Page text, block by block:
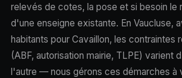
relevés de cotes, la pose et si besoin le
d'une enseigne existante. En Vaucluse,
habitants pour Cavaillon, les contraintes
(ABF, autorisation mairie, TLPE) varient
l'autre — nous gérons ces démarches à